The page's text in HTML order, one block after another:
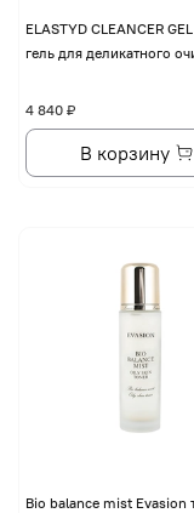
ELASTYD CLEANCER
гель для деликатного
4 840 ₽
В корзину
Bio balance mist Evasion